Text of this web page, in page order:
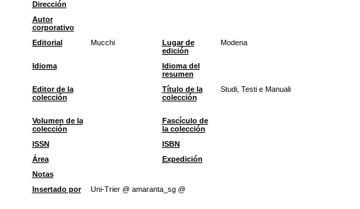
Dirección
Autor
corporativo
Editorial Mucchi
Lugar de
edición
Modena
Idioma
Idioma del
resumen
Editor de la
colección
Título de la
colección
Studi, Testi e Manuali
Volumen de la
colección
Fascículo de
la colección
ISSN ISBN
Área
Expedición
Notas
Insertado por
Uni-Trier @ amaranta_sg @